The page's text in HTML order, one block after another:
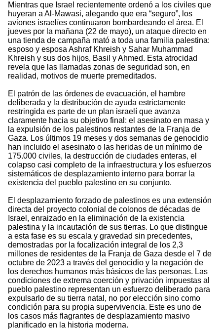
Mientras que Israel recientemente ordenó a los civiles que
huyeran a Al-Mawasi, alegando que era “seguro”, los
aviones israelíes continuaron bombardeando el área. El
jueves por la mañana (22 de mayo), un ataque directo en
una tienda de campaña mató a toda una familia palestina:
esposo y esposa Ashraf Khreish y Sahar Muhammad
Khreish y sus dos hijos, Basil y Ahmed. Esta atrocidad
revela que las llamadas zonas de seguridad son, en
realidad, motivos de muerte premeditados.
El patrón de las órdenes de evacuación, el hambre
deliberada y la distribución de ayuda estrictamente
restringida es parte de un plan israelí que avanza
claramente hacia su objetivo final: el asesinato en masa y
la expulsión de los palestinos restantes de la Franja de
Gaza. Los últimos 19 meses y dos semanas de genocidio
han incluido el asesinato o las heridas de un mínimo de
175.000 civiles, la destrucción de ciudades enteras, el
colapso casi completo de la infraestructura y los esfuerzos
sistemáticos de desplazamiento interno para borrar la
existencia del pueblo palestino en su conjunto.
El desplazamiento forzado de palestinos es una extensión
directa del proyecto colonial de colonos de décadas de
Israel, enraizado en la eliminación de la existencia
palestina y la incautación de sus tierras. Lo que distingue
a esta fase es su escala y gravedad sin precedentes,
demostradas por la focalización integral de los 2,3
millones de residentes de la Franja de Gaza desde el 7 de
octubre de 2023 a través del genocidio y la negación de
los derechos humanos más básicos de las personas. Las
condiciones de extrema coerción y privación impuestas al
pueblo palestino representan un esfuerzo deliberado para
expulsarlo de su tierra natal, no por elección sino como
condición para su propia supervivencia. Este es uno de
los casos más flagrantes de desplazamiento masivo
planificado en la historia moderna.